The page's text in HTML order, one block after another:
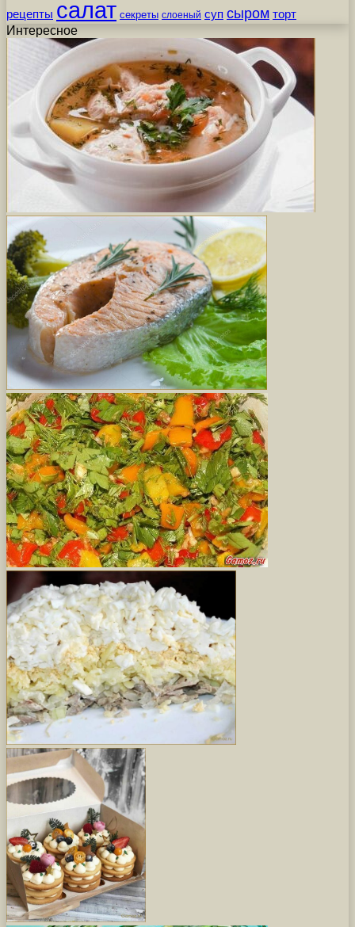
рецепты салат секреты слоеный суп сыром торт
Интересное